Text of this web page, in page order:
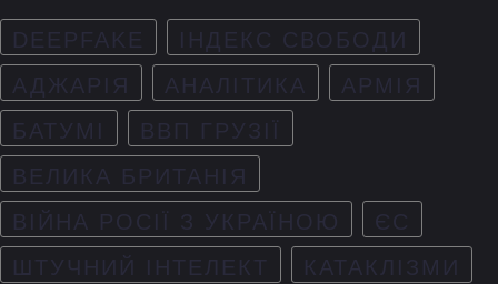
DEEPFAKE
ІНДЕКС СВОБОДИ
АДЖАРІЯ
АНАЛІТИКА
АРМІЯ
БАТУМІ
ВВП ГРУЗІЇ
ВЕЛИКА БРИТАНІЯ
ВІЙНА РОСІЇ З УКРАЇНОЮ
ЄС
ШТУЧНИЙ ІНТЕЛЕКТ
КАТАКЛІЗМИ